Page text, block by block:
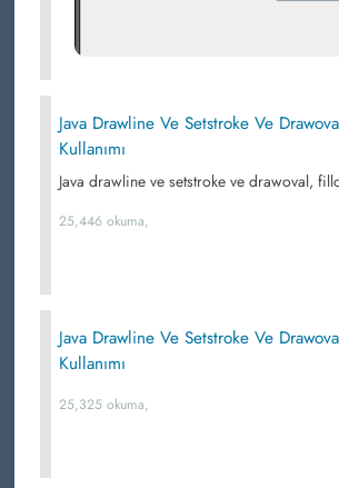
Java Drawline Ve Setstroke Ve
Kullanımı
Java drawline ve setstroke ve drawoval,
25,446 okuma,
Java Drawline Ve Setstroke Ve
Kullanımı
25,325 okuma,